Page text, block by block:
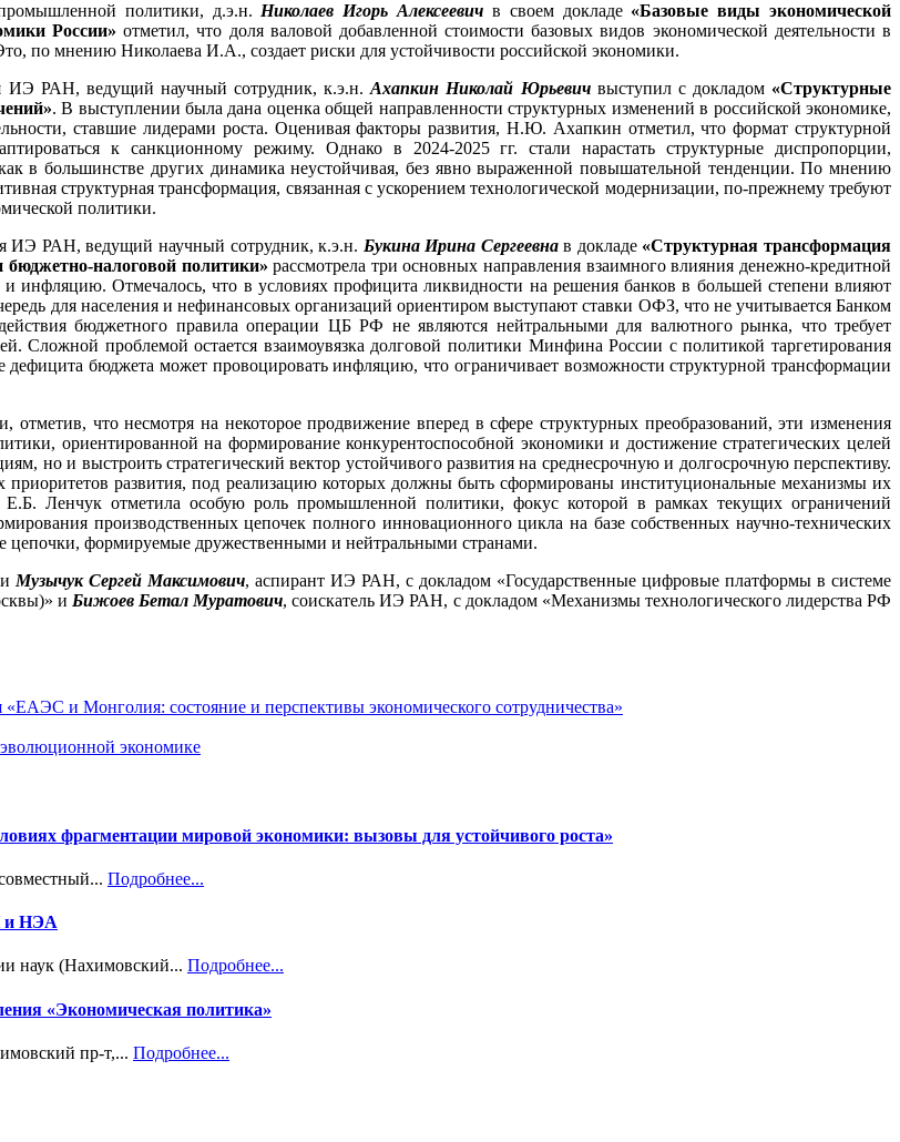
политики, д.э.н. Николаев Игорь Алексеевич в своем докладе «Базовые виды экономической
России» отметил, что доля валовой добавленной стоимости базовых видов экономической деятельности в
по мнению Николаева И.А., создает риски для устойчивости российской экономики.
ИЭ РАН, ведущий научный сотрудник, к.э.н.Ахапкин Николай Юрьевичвыступил с докладом «Структурные
. В выступлении была дана оценка общей направленности структурных изменений в российской экономике,
ставшие лидерами роста. Оценивая факторы развития, Н.Ю. Ахапкин отметил, что формат структурной
к санкционному режиму. Однако в 2024-2025 гг. стали нарастать структурные диспропорции,
в большинстве других динамика неустойчивая, без явно выраженной повышательной тенденции. По мнению
структурная трансформация, связанная с ускорением технологической модернизации, по-прежнему требуют
политики.
ИЭ РАН, ведущий научный сотрудник, к.э.н. Букина Ирина Сергеевнав докладе «Структурная трансформация
налоговой политики» рассмотрела три основных направления взаимного влияния денежно-кредитной
инфляцию. Отмечалось, что в условиях профицита ликвидности на решения банков в большей степени влияют
для населения и нефинансовых организаций ориентиром выступают ставки ОФЗ, что не учитывается Банком
бюджетного правила операции ЦБ РФ не являются нейтральными для валютного рынка, что требует
Сложной проблемой остается взаимоувязка долговой политики Минфина России с политикой таргетирования
бюджета может провоцировать инфляцию, что ограничивает возможности структурной трансформации
отметив, что несмотря на некоторое продвижение вперед в сфере структурных преобразований, эти изменения
ориентированной на формирование конкурентоспособной экономики и достижение стратегических целей
но и выстроить стратегический вектор устойчивого развития на среднесрочную и долгосрочную перспективу.
развития, под реализацию которых должны быть сформированы институциональные механизмы их
Е.Б. Ленчук отметила особую роль промышленной политики, фокус которой в рамках текущих ограничений
производственных цепочек полного инновационного цикла на базе собственных научно-технических
цепочки, формируемые дружественными и нейтральными странами.
Музычук Сергей Максимович, аспирант ИЭ РАН, с докладом «Государственные цифровые платформы в системе
и Бижоев Бетал Муратович, соискатель ИЭ РАН, с докладом «Механизмы технологического лидерства РФ
и Монголия: состояние и перспективы экономического сотрудничества»
экономике
фрагментации мировой экономики: вызовы для устойчивого роста»
Подробнее...
и НЭА
наук (Нахимовский... Подробнее...
«Экономическая политика»
пр-т,... Подробнее...